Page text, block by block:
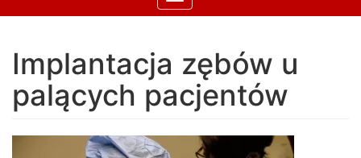
navigation
Implantacja zębów u
palących pacjentów